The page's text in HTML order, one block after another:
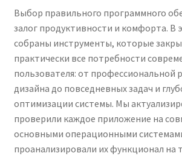
ИИ:
7
критических
факторов
видимости
вашего
сайта
Выбор правильного программного
залог продуктивности и комфорта. В
собраны инструменты, которые
практически все потребности
пользователя: от профессиональной
дизайна до повседневных задач и
оптимизации системы. Мы
проверили каждое приложение на
основными операционными
проанализировали их функционал на